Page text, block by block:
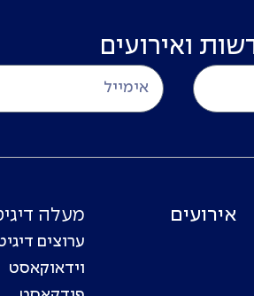
ואירועים
אירועים מעלה
ערוצים
וידאוקאסט